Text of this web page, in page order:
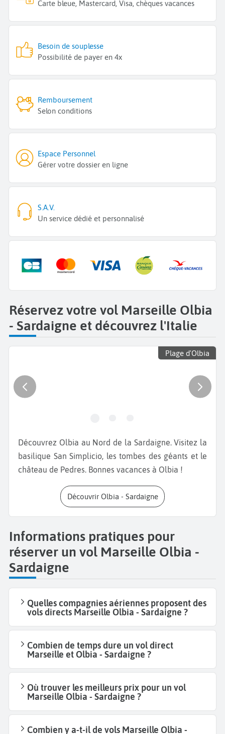
Carte bleue, Mastercard, Visa, chèques vacances
Besoin de souplesse
Possibilité de payer en 4x
Remboursement
Selon conditions
Espace Personnel
Gérer votre dossier en ligne
S.A.V.
Un service dédié et personnalisé
Réservez votre vol Marseille Olbia
- Sardaigne et découvrez l'Italie
Plage d'Olbia
Découvrez Olbia au Nord de la Sardaigne. Visitez la
basilique San Simplicio, les tombes des géants et le
château de Pedres. Bonnes vacances à Olbia !
Découvrir Olbia - Sardaigne
Informations pratiques pour
réserver un vol Marseille Olbia -
Sardaigne
Quelles compagnies aériennes proposent des
vols directs Marseille Olbia - Sardaigne ?
Combien de temps dure un vol direct
Marseille et Olbia - Sardaigne ?
Où trouver les meilleurs prix pour un vol
Marseille Olbia - Sardaigne ?
Combien y a-t-il de vols Marseille Olbia -